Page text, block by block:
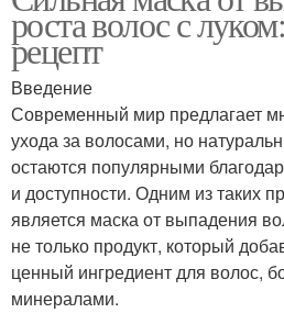
роста волос с
рецепт
Введение
Современный мир предлагает
ухода за волосами, но
остаются популярными
и доступности. Одним из таких
является маска от выпадения
не только продукт, который
ценный ингредиент для волос,
минералами.